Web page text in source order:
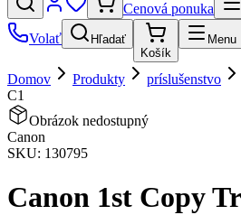
Cenová ponuka
Volať
Hľadať
Košík
Menu
Domov Produkty príslušenstvo
C1
Obrázok nedostupný
Canon
SKU: 130795
Canon 1st Copy